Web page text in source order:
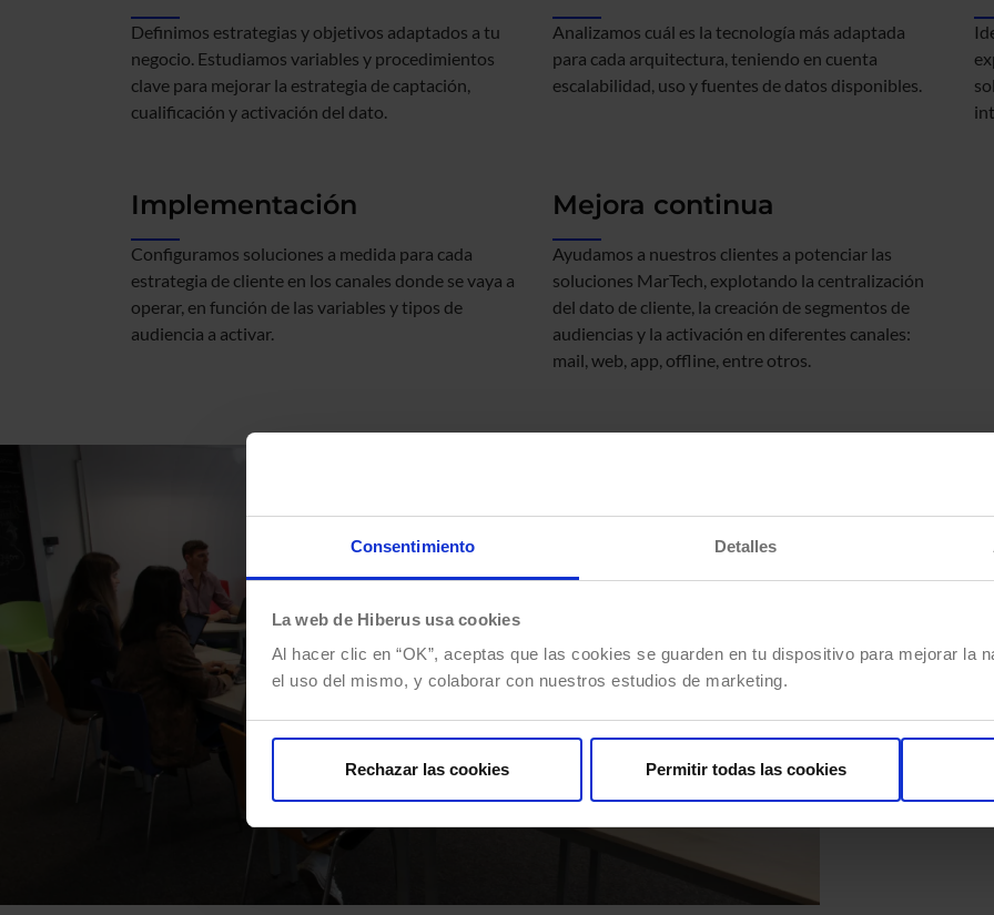
Consentimiento Detalles
La web de Hiberus usa cookies
Al hacer clic en “OK”, aceptas que las cookies se guarden en tu dispositivo para mejorar la
el uso del mismo, y colaborar con nuestros estudios de marketing.
Rechazar las cookies Permitir todas las cookies
Definimos estrategias y objetivos adaptados a tu
negocio. Estudiamos variables y procedimientos
clave para mejorar la estrategia de captación,
cualificación y activación del dato.
Analizamos cuál es la tecnología más adaptada
para cada arquitectura, teniendo en cuenta
escalabilidad, uso y fuentes de datos disponibles.
Implementación
Configuramos soluciones a medida para cada
estrategia de cliente en los canales donde se vaya a
operar, en función de las variables y tipos de
audiencia a activar.
Mejora continua
Ayudamos a nuestros clientes a potenciar las
soluciones MarTech, explotando la centralización
del dato de cliente, la creación de segmentos de
audiencias y la activación en diferentes canales:
mail, web, app, offline, entre otros.
La clave de un
plan de acción y
Para ello,
aumenta la